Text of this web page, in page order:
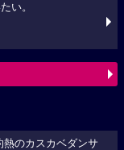
い。
のカスカベダンサ